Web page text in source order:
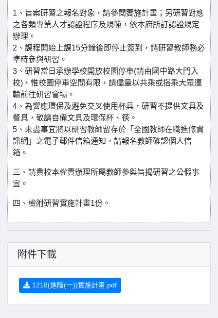
1、旨案研習之報名對象，請參閱實施計畫；另研習對應
之各類專業人才認證程序及規範，依本府所訂認證規定
辦理。
2、課程開始上課15分鐘後即停止簽到，請研習教師務必
準時參與研習。
3、研習當日承辦學校開放校園停車(請由國中路大門入
校)，惟校園停車空間有限，請儘量以共乘或搭乘大眾運
輸前往研習會場。
4、為響應環保及避免交叉使用杯具，研習不提供文具及
餐具，敬請自備文具及環保杯、筷。
5、未盡事宜將以研習教師留存於「全國教師在職進修資
訊網」之電子郵件信箱通知，請報名教師確認個人信
箱。
三、請貴校本權責辦理所屬教師參與旨揭研習之公假事
宜。
四、檢附研習實施計畫1份。
附件下載
1218(進階(一))實施計畫.pdf